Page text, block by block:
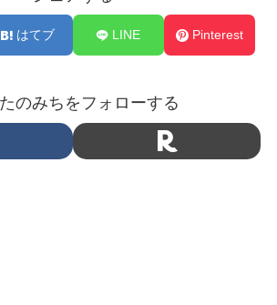
はてブ LINE Pinterest
のみちをフォローする